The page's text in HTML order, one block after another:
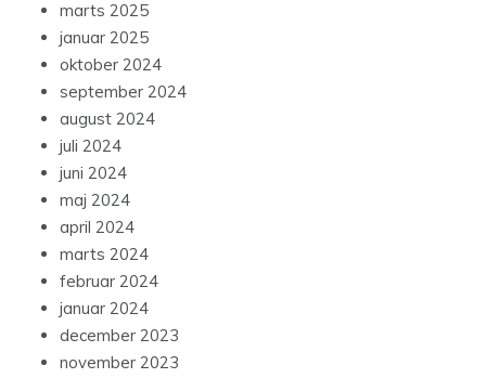
marts 2025
januar 2025
oktober 2024
september 2024
august 2024
juli 2024
juni 2024
maj 2024
april 2024
marts 2024
februar 2024
januar 2024
december 2023
november 2023